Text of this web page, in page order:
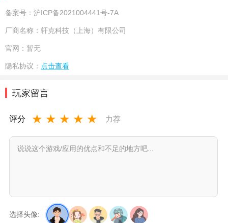
备案号： 沪ICP备2021004441号-7A
厂商名称： 轩克科技（上海）有限公司
官网： 暂无
隐私协议： 点击查看
玩家留言
评分 ★ ★ ★ ★ ★ 力荐
选择头像: